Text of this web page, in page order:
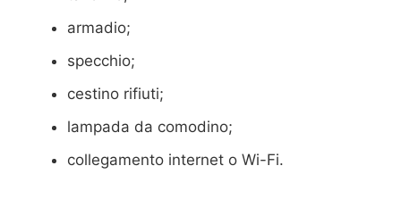
armadio;
specchio;
cestino rifiuti;
lampada da comodino;
collegamento internet o Wi-Fi.